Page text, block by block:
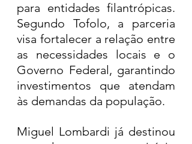
para entidades filantrópicas.
Segundo Tofolo, a parceria
visa fortalecer a relação entre
as necessidades locais e o
Governo Federal, garantindo
investimentos que atendam
às demandas da população.
Miguel Lombardi já destinou